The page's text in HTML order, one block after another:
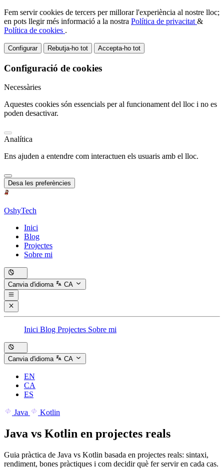
Fem servir cookies de tercers per millorar l'experiència al nostre lloc;
en pots llegir més informació a la nostra Política de privacitat &
Política de cookies .
Configurar Rebutja-ho tot Accepta-ho tot
Configuració de cookies
Necessàries
Aquestes cookies són essencials per al funcionament del lloc i no es
poden desactivar.
Analítica
Ens ajuden a entendre com interactuen els usuaris amb el lloc.
Desa les preferències
OshyTech
Inici
Blog
Projectes
Sobre mi
Canvia d'idioma CA
Inici Blog Projectes Sobre mi
Canvia d'idioma CA
EN
CA
ES
Java Kotlin
Java vs Kotlin en projectes reals
Guia pràctica de Java vs Kotlin basada en projectes reals: sintaxi,
rendiment, bones pràctiques i com decidir què fer servir en cada cas.